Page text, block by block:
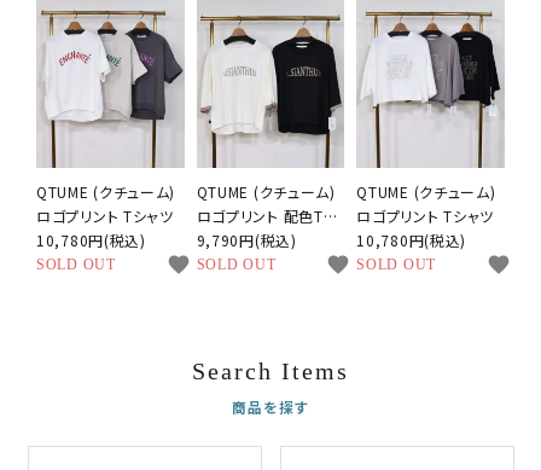
QTUME (クチューム)
ロゴプリント Tシャツ
10,780円(税込)
SOLD OUT favorite
QTUME (クチューム)
ロゴプリント 配色Tシ
ャツ
9,790円(税込)
SOLD OUT favorite
QTUME (クチューム)
ロゴプリント Tシャツ
10,780円(税込)
SOLD OUT favorite
Search Items
商品を探す